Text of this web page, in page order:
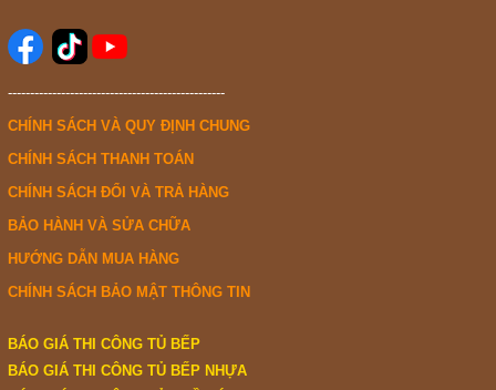
-------------------------------------------------
CHÍNH SÁCH VÀ QUY ĐỊNH CHUNG
CHÍNH SÁCH THANH TOÁN
CHÍNH SÁCH ĐỔI VÀ TRẢ HÀNG
BẢO HÀNH VÀ SỬA CHỮA
HƯỚNG DẪN MUA HÀNG
CHÍNH SÁCH BẢO MẬT THÔNG TIN
BÁO GIÁ THI CÔNG TỦ BẾP
BÁO GIÁ THI CÔNG TỦ BẾP NHỰA